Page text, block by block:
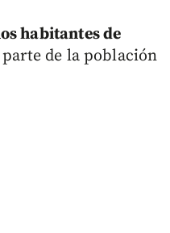
habitantes de
de la población